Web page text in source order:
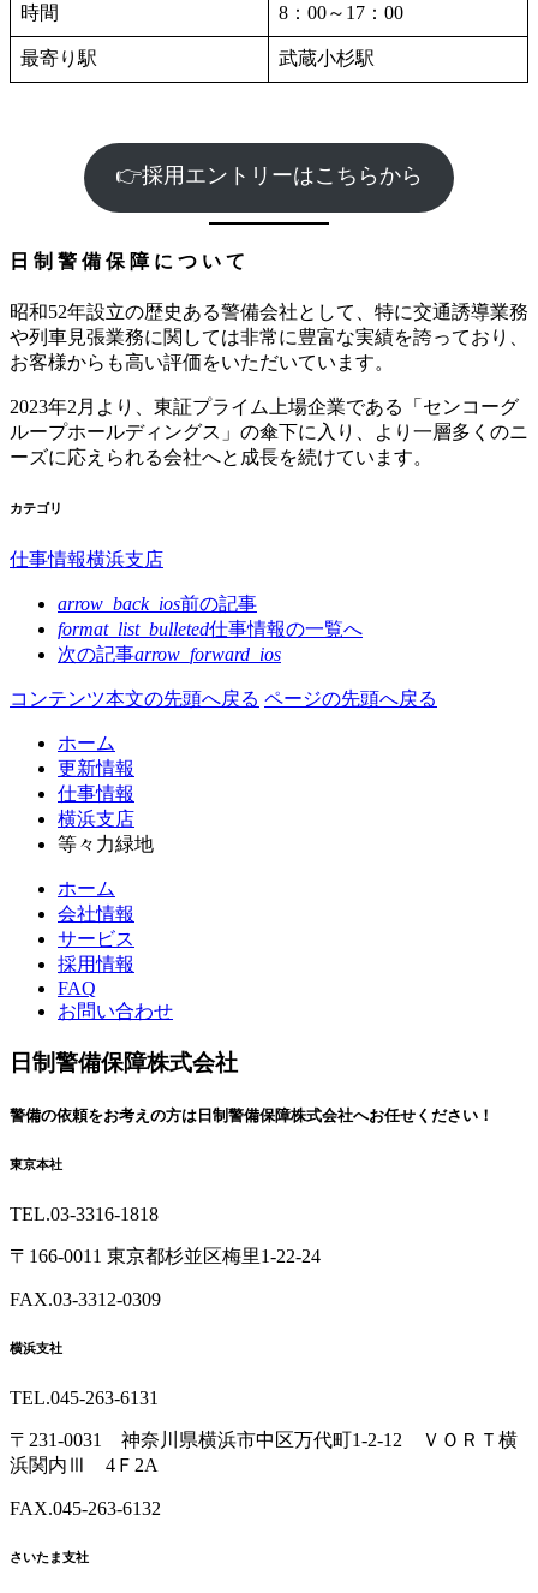
時間 8：00～17：00
最寄り駅 武蔵小杉駅
👉採用エントリーはこちらから
⽇ 制 警 備 保 障 に つ い て
昭和52年設⽴の歴史ある警備会社として、特に交通誘導業務
や列⾞⾒張業務に関しては⾮常に豊富な実績を誇っており、
お客様からも⾼い評価をいただいています。
2023年2⽉より、東証プライム上場企業である「センコーグ
ループホールディングス」の傘下に⼊り、より⼀層多くのニ
ーズに応えられる会社へと成⻑を続けています。
カテゴリ
仕事情報横浜支店
arrow_back_ios前の記事
format_list_bulleted仕事情報の一覧へ
次の記事arrow_forward_ios
コンテンツ本文の先頭へ戻る ページの先頭へ戻る
ホーム
更新情報
仕事情報
横浜支店
等々力緑地
ホーム
会社情報
サービス
採用情報
FAQ
お問い合わせ
日制警備保障株式会社
警備の依頼をお考えの方は 日制警備保障株式会社へお任せください！
東京本社
TEL.03-3316-1818
〒166-0011 東京都杉並区梅里1-22-24
FAX.03-3312-0309
横浜支社
TEL.045-263-6131
〒231-0031 神奈川県横浜市中区万代町1-2-12 ＶＯＲＴ横
浜関内Ⅲ 4Ｆ2A
FAX.045-263-6132
さいたま支社